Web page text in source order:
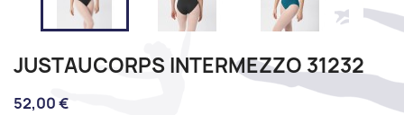
JUSTAUCORPS INTERMEZZO 31232
52,00 €